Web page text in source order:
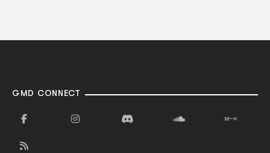
GMD CONNECT